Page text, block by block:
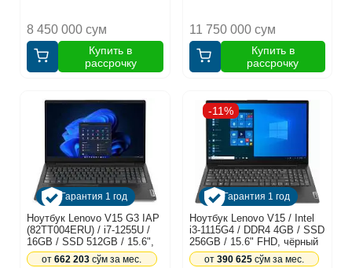
8 450 000 сум
Купить в
рассрочку
11 750 000 сум
Купить в
рассрочку
Гарантия 1 год
Ноутбук Lenovo V15 G3 IAP
(82TT004ERU) / i7-1255U /
16GB / SSD 512GB / 15.6",
черный
от662 203 сўм за мес.
-11%
Гарантия 1 год
Ноутбук Lenovo V15 / Intel
i3-1115G4 / DDR4 4GB / SSD
256GB / 15.6" FHD, чёрный
от 390 625сўм за мес.